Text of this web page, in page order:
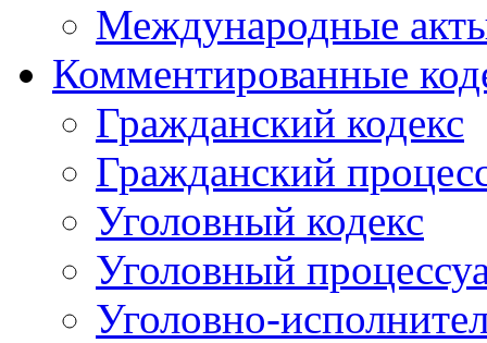
Международные
Комментированные
Гражданский кодекс
Гражданский
Уголовный кодекс
Уголовный
Уголовно-